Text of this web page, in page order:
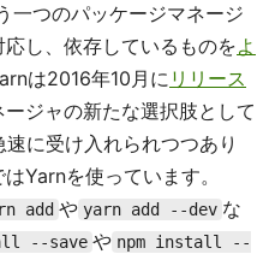
一つのパッケージマネージ
し、依存しているものをよ
は2016年10月に リリース
ジャの新たな選択肢として
に受け入れられつつあり
Yarnを使っています。
add や yarn add --dev な
--save や npm install --